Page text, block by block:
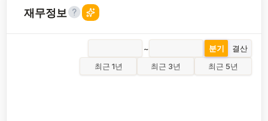
재무정보
~ 분기
결산
최근 1년
최근 3년 최근 5년